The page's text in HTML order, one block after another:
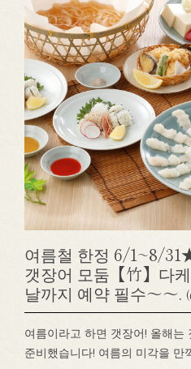
여름철 한정 6/1~8/
갯장어 모둠【竹】다
날까지 예약 필수～～.
여름이라고 하면 갯장어! 올해
준비했습니다! 여름의 미각을 만